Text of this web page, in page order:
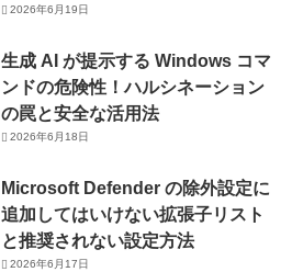
2026年6月19日
生成 AI が提示する Windows コマ
ンドの危険性！ハルシネーション
の罠と安全な活用法
2026年6月18日
Microsoft Defender の除外設定に
追加してはいけない拡張子リスト
と推奨されない設定方法
2026年6月17日